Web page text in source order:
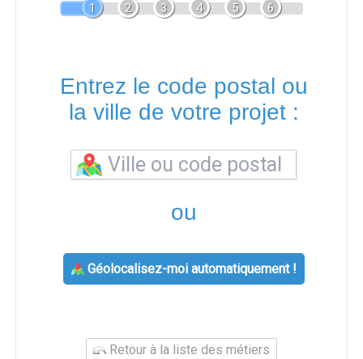
1 2 3 4 5 6
Entrez le code postal ou
la ville de votre projet :
ou
Géolocalisez-moi automatiquement !
Retour à la liste des métiers